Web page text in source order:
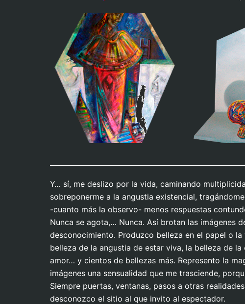
Desapego Cuestion
Antepasados en la ciudad
Y… sí, me deslizo por la vida, caminando
sobreponerme a la angustia existencial,
-cuanto más la observo- menos respuestas
Nunca se agota,… Nunca. Así brotan las imágenes
desconocimiento. Produzco belleza en el papel o
belleza de la angustia de estar viva, la belleza de
amor… y cientos de bellezas más. Represento la
imágenes una sensualidad que me trasciende,
Siempre puertas, ventanas, pasos a otras
desconozco el sitio al que invito al espectador.